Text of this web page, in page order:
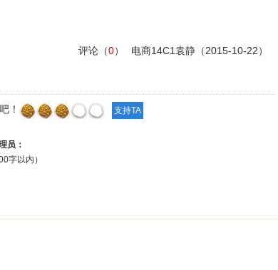
电商14C1袁静 （2015-10-22）
评论（0）
！
员：
字以内）